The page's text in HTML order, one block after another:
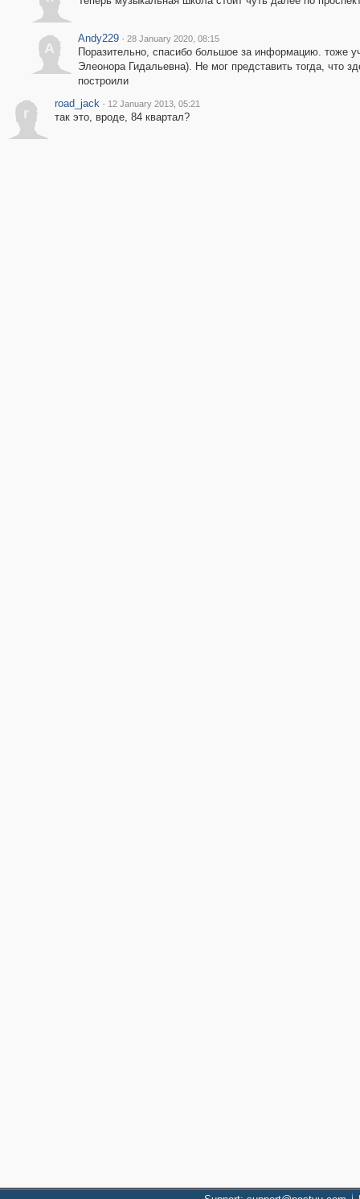
A
Andy229 · 28 January 2020, 08:15
Поразительно, спасибо большое за информацию. тоже
Элеонора Гидальевна). Не мог представить тогда, что
построили
r
road_jack · 12 January 2013, 05:21
так это, вроде, 84 квартал?